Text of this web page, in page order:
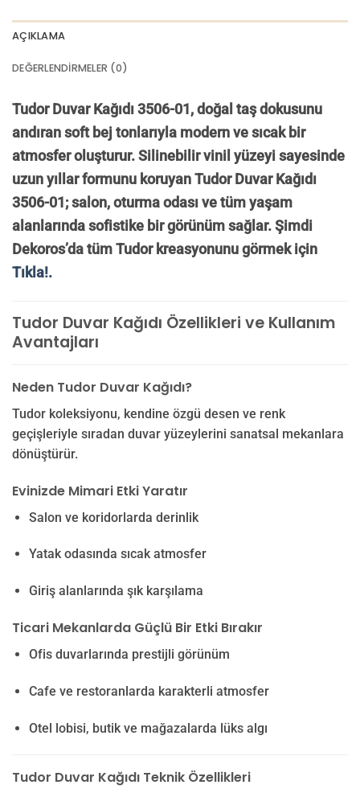
AÇIKLAMA
DEĞERLENDIRMELER (0)
Tudor Duvar Kağıdı 3506-01, doğal taş dokusunu
andıran soft bej tonlarıyla modern ve sıcak bir
atmosfer oluşturur. Silinebilir vinil yüzeyi sayesinde
uzun yıllar formunu koruyan Tudor Duvar Kağıdı
3506-01; salon, oturma odası ve tüm yaşam
alanlarında sofistike bir görünüm sağlar. Şimdi
Dekoros’da tüm Tudor kreasyonunu görmek için
Tıkla!.
Tudor Duvar Kağıdı Özellikleri ve Kullanım
Avantajları
Neden Tudor Duvar Kağıdı?
Tudor koleksiyonu, kendine özgü desen ve renk
geçişleriyle sıradan duvar yüzeylerini sanatsal mekanlara
dönüştürür.
Evinizde Mimari Etki Yaratır
Salon ve koridorlarda derinlik
Yatak odasında sıcak atmosfer
Giriş alanlarında şık karşılama
Ticari Mekanlarda Güçlü Bir Etki Bırakır
Ofis duvarlarında prestijli görünüm
Cafe ve restoranlarda karakterli atmosfer
Otel lobisi, butik ve mağazalarda lüks algı
Tudor Duvar Kağıdı Teknik Özellikleri